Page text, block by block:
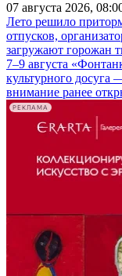
07 августа 2026,
Лето решило
отпусков,
загружают горожан
7–9 августа
культурного досуга
внимание ранее
РЕКЛАМА